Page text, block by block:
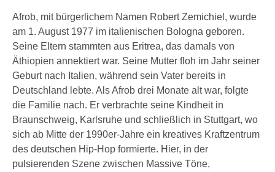
Afrob, mit bürgerlichem Namen Robert Zemichiel, wurde
am 1. August 1977 im italienischen Bologna geboren.
Seine Eltern stammten aus Eritrea, das damals von
Äthiopien annektiert war. Seine Mutter floh im Jahr seiner
Geburt nach Italien, während sein Vater bereits in
Deutschland lebte. Als Afrob drei Monate alt war, folgte
die Familie nach. Er verbrachte seine Kindheit in
Braunschweig, Karlsruhe und schließlich in Stuttgart, wo
sich ab Mitte der 1990er-Jahre ein kreatives Kraftzentrum
des deutschen Hip-Hop formierte. Hier, in der
pulsierenden Szene zwischen Massive Töne,